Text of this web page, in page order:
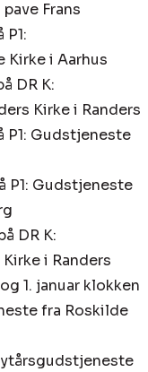
Frans
Kirke i Aarhus
DR K:
Kirke i Randers
P1: Gudstjeneste
P1: Gudstjeneste
DR K:
i Randers
1. januar klokken
fra Roskilde